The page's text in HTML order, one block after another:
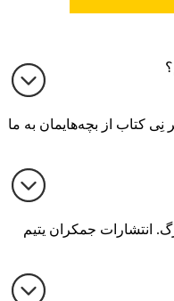
کتاب از بچه‌هایمان به ما
انتشارات جمکران یتیم